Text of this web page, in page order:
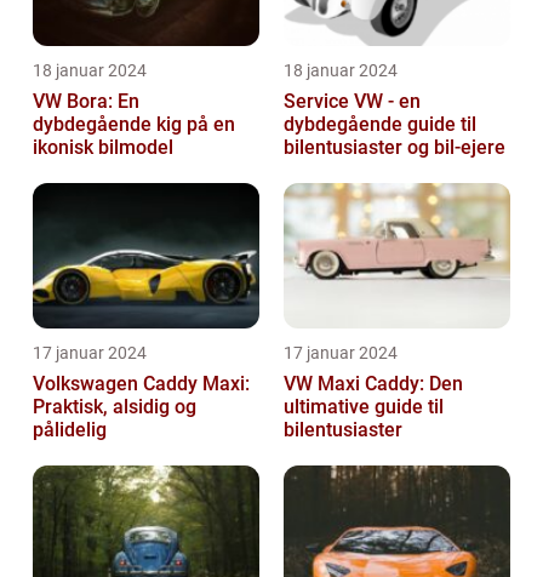
18 januar 2024
VW Bora: En
dybdegående kig på en
ikonisk bilmodel
18 januar 2024
Service VW - en
dybdegående guide til
bilentusiaster og bil-ejere
17 januar 2024
Volkswagen Caddy Maxi:
Praktisk, alsidig og
pålidelig
17 januar 2024
VW Maxi Caddy: Den
ultimative guide til
bilentusiaster